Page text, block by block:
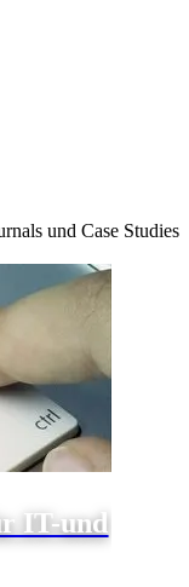
und Case Studies
IT-und